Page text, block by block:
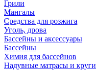
Грили
Мангалы
Средства для розжига
Уголь, дрова
Бассейны и аксессуары
Бассейны
Химия для бассейнов
Надувные матрасы и круги